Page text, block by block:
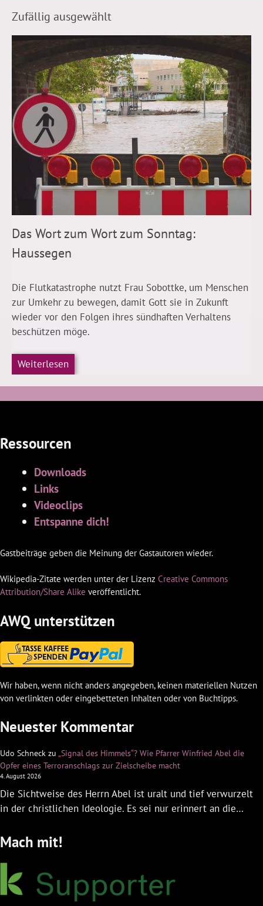
Zufällig ausgewählt
Das Wort zum Wort zum Sonntag:
Haussegen
Die Flutkatastrophe nutzt Frau Sobottke, um Menschen
zur Umkehr zu bewegen, damit Gott sie in Zukunft
wieder vor den Folgen ihres sündhaften Verhaltens
beschützen möge.
Weiterlesen
Ressourcen
Downloads
Links
Videoclips
Entspanne dich!
Gastbeiträge geben die Meinung der Gastautoren wieder.
Wikipedia-Zitate werden unter der Lizenz Creative Commons
Attribution/Share Alike veröffentlicht.
AWQ unterstützen
Wir haben, wenn nicht anders angegeben, keinen materiellen Nutzen
von verlinkten oder eingebetteten Inhalten oder von Buchtipps.
Neuester Kommentar
Udo Schneck zu „Signal des Himmels“? Wie Pfarrer Winfried Abel die
Opfer eines Terroranschlags zur Zielscheibe macht
4. August 2026
Die Sichtweise des Herrn Abel ist uralt und tief verwurzelt
in der christlichen Ideologie. Es sei nur erinnert an die…
Mach mit!